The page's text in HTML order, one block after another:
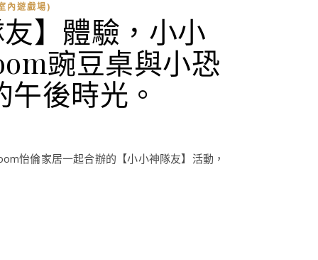
內遊戲場)
】體驗，小小
豌豆桌與小恐
後時光。
怡倫家居一起合辦的【小小神隊友】活動，